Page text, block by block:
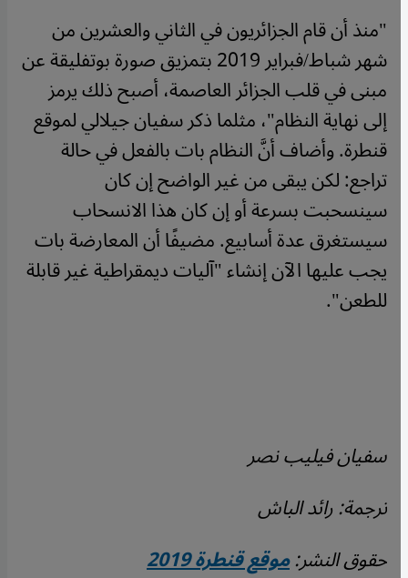
"منذ أن قام الجزائريون في الثاني والعشرين من
شهر شباط/فبراير 2019 بتمزيق صورة بوتفليقة عن
مبنى في قلب الجزائر العاصمة، أصبح ذلك يرمز
إلى نهاية النظام"، مثلما ذكر سفيان جيلالي لموقع
قنطرة. وأضاف أنَّ النظام بات بالفعل في حالة
تراجع: لكن يبقى من غير الواضح إن كان
سينسحبت بسرعة أو إن كان هذا الانسحاب
سيستغرق عدة أسابيع. مضيفًا أن المعارضة بات
يجب عليها الآن إنشاء "آليات ديمقراطية غير قابلة
للطعن".
سفيان فيليب نصر
ترجمة: رائد الباش
حقوق النشر:موقع قنطرة 2019